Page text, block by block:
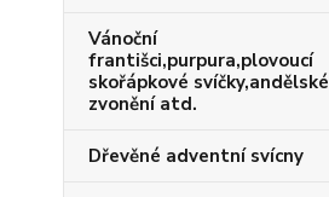
Vánoční
františci,purpura,plovoucí
skořápkové svíčky,andělské
zvonění atd.
Dřevěné adventní svícny